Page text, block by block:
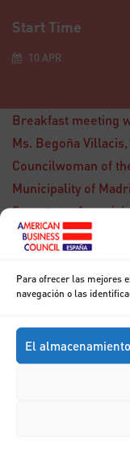
Para ofrecer las mejores
navegación o las
El
Start Time
10 APR
Breakfast meeting
Ms. Begoña Villacis,
Councilwoman of
Municipality of
Secretary of
policy